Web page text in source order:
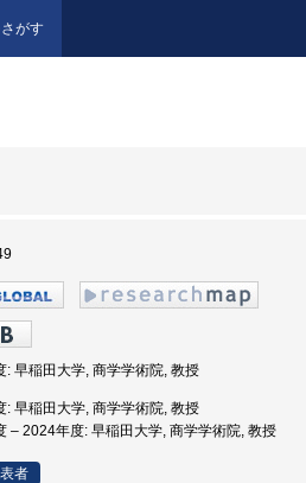
がす
: 早稲田大学, 商学学術院, 教授
: 早稲田大学, 商学学術院, 教授
– 2024年度: 早稲田大学, 商学学術院, 教授
者